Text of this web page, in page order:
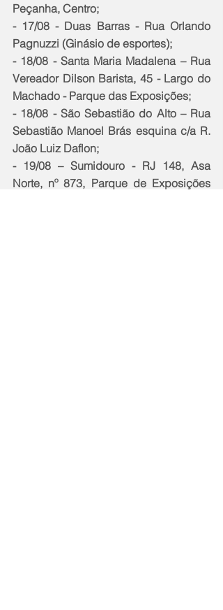
Peçanha, Centro;
- 17/08 - Duas Barras - Rua Orlando
Pagnuzzi (Ginásio de esportes);
- 18/08 - Santa Maria Madalena – Rua
Vereador Dilson Barista, 45 - Largo do
Machado - Parque das Exposições;
- 18/08 - São Sebastião do Alto – Rua
Sebastião Manoel Brás esquina c/a R.
João Luiz Daflon;
- 19/08 – Sumidouro - RJ 148, Asa
Norte, nº 873, Parque de Exposições